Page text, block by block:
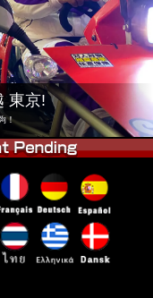
東京 秋葉原 #1
東京 澀谷
東京灣
大阪
東京!
！